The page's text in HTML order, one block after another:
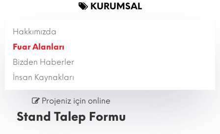
KURUMSAL
Hakkımızda
Fuar Alanları
Bizden Haberler
İnsan Kaynakları
Projeniz için online
Stand Talep Formu